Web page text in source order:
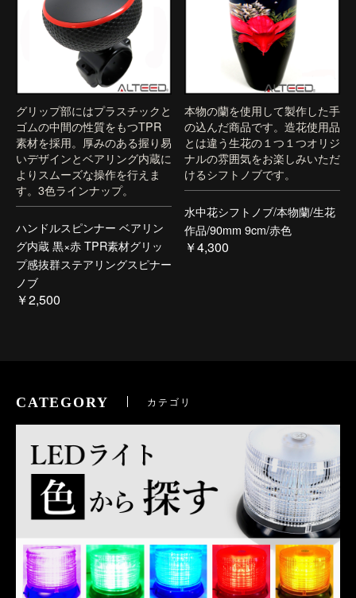
グリップ部にはプラスチックと
ゴムの中間の性質をもつTPR
素材を採用。厚みのある握り易
いデザインとベアリング内蔵に
よりスムーズな操作を行えま
す。3色ラインナップ。
ハンドルスピンナー ベアリン
グ内蔵 黒×赤 TPR素材グリッ
プ感抜群ステアリングスピナー
ノブ
￥2,500
本物の蘭を使用して製作した手
の込んだ商品です。造花使用品
とは違う生花の１つ１つオリジ
ナルの雰囲気をお楽しみいただ
けるシフトノブです。
水中花シフトノブ/本物蘭/生花
作品/90mm 9cm/赤色
￥4,300
CATEGORY カテゴリ